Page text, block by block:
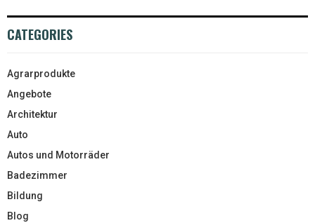
CATEGORIES
Agrarprodukte
Angebote
Architektur
Auto
Autos und Motorräder
Badezimmer
Bildung
Blog